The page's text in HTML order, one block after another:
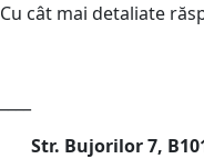
Cu cât mai detaliate
Str. Bujorilor 7,